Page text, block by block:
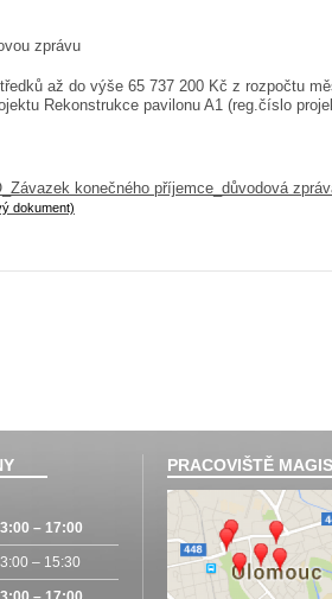
zprávu
až do výše 65 737 200 Kč z rozpočtu
Rekonstrukce pavilonu A1 (reg.číslo
konečného příjemce_důvodová
dokument)
– 17:00
– 15:30
PRACOVIŠTĚ